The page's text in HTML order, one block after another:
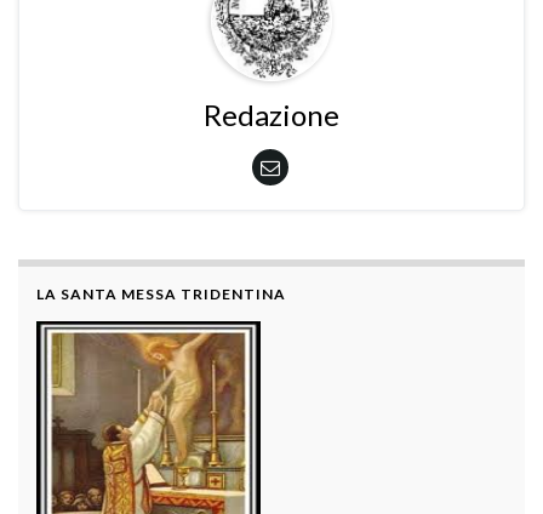
Redazione
LA SANTA MESSA TRIDENTINA